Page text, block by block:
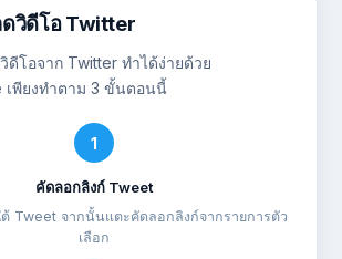
วิดีโอ Twitter
ดีโอจาก Twitter ทำได้ง่ายด้วย
เพียงทำตาม 3 ขั้นตอนนี้
1
คัดลอกลิงก์ Tweet
Tweet จากนั้นแตะคัดลอกลิงก์จากรายการตัว
เลือก